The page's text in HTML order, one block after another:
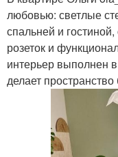
любовью: светлые
спальней и
розеток и
интерьер выполнен
делает